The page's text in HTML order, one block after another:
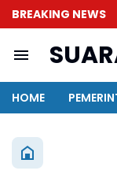
BREAKING NEWS
HOME